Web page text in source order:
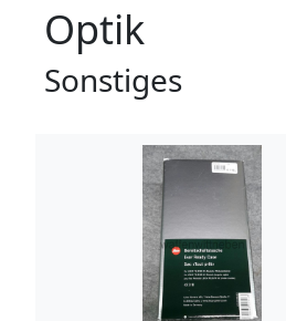
Optik
Sonstiges